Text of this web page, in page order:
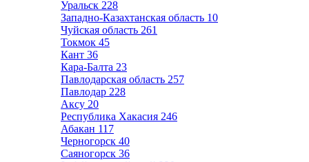
Уральск 228
Западно-Казахтанская область 10
Чуйская область 261
Токмок 45
Кант 36
Кара-Балта 23
Павлодарская область 257
Павлодар 228
Аксу 20
Республика Хакасия 246
Абакан 117
Черногорск 40
Саяногорск 36